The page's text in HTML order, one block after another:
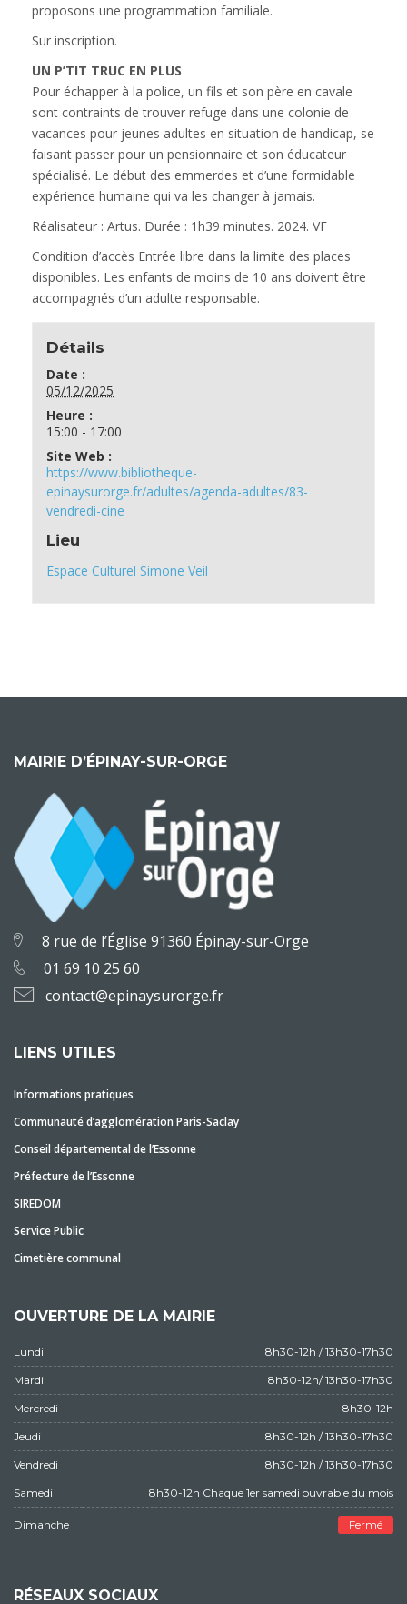
proposons une programmation familiale.
Sur inscription.
UN P’TIT TRUC EN PLUS
Pour échapper à la police, un fils et son père en cavale
sont contraints de trouver refuge dans une colonie de
vacances pour jeunes adultes en situation de handicap, se
faisant passer pour un pensionnaire et son éducateur
spécialisé. Le début des emmerdes et d’une formidable
expérience humaine qui va les changer à jamais.
Réalisateur : Artus. Durée : 1h39 minutes. 2024. VF
Condition d’accès Entrée libre dans la limite des places
disponibles. Les enfants de moins de 10 ans doivent être
accompagnés d’un adulte responsable.
Détails
Date :
05/12/2025
Heure :
15:00 - 17:00
Site Web :
https://www.bibliotheque-
epinaysurorge.fr/adultes/agenda-adultes/83-
vendredi-cine
Lieu
Espace Culturel Simone Veil
MAIRIE D’ÉPINAY-SUR-ORGE
8 rue de l’Église 91360 Épinay-sur-Orge
01 69 10 25 60
contact@epinaysurorge.fr
LIENS UTILES
Informations pratiques
Communauté d’agglomération Paris-Saclay
Conseil départemental de l’Essonne
Préfecture de l’Essonne
SIREDOM
Service Public
Cimetière communal
OUVERTURE DE LA MAIRIE
Lundi 8h30-12h / 13h30-17h30
Mardi 8h30-12h/ 13h30-17h30
Mercredi 8h30-12h
Jeudi 8h30-12h / 13h30-17h30
Vendredi 8h30-12h / 13h30-17h30
Samedi 8h30-12h Chaque 1er samedi ouvrable du mois
Dimanche Fermé
RÉSEAUX SOCIAUX